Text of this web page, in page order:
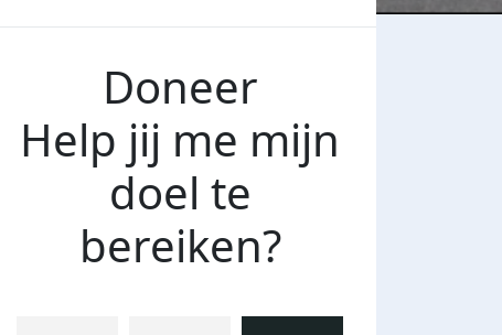
Doneer
Help jij me mijn
doel te
bereiken?